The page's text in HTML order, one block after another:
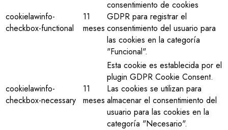
cookielawinfo-
checkbox-functional
11
meses
consentimiento de cookies
GDPR para registrar el
consentimiento del usuario para
las cookies en la categoría
"Funcional".
cookielawinfo-
checkbox-necessary
11
meses
Esta cookie es establecida por el
plugin GDPR Cookie Consent.
Las cookies se utilizan para
almacenar el consentimiento del
usuario para las cookies en la
categoría "Necesario".